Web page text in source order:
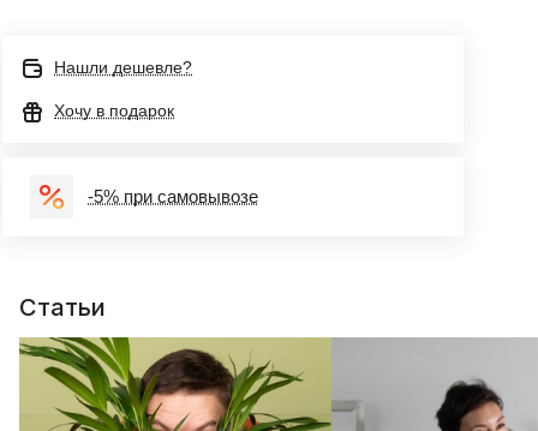
Нашли дешевле?
Хочу в подарок
-5% при самовывозе
Статьи